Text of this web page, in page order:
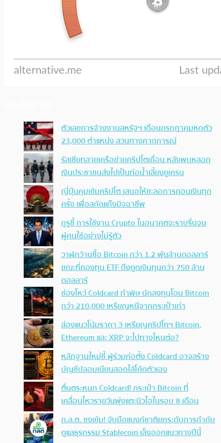
ตัวเลขการจ้างงานสหรัฐฯ เดือนกรกฎาคมหดตัว
23,000 ตำแหน่ง สวนทางคาดการณ์
รัสเซียทลายเครือข่ายคริปโตเถื่อน หลังพบหลอก
เงินประชาชนส่งไปเป็นท่อน้ำเลี้ยงยูเครน
ญี่ปุ่นคุมเข้มคริปโต เสนอให้ชะลอการถอนเงินทุก
ครั้ง เพื่อสกัดแก๊งมิจฉาชีพ
กูรูชี้ การใช้งาน Crypto ในอนาคตจะราบรื่นจน
ผู้คนใช้อย่างไม่รู้ตัว
วาฬกว้านซื้อ Bitcoin กว่า 1.2 พันล้านดอลลาร์
ขณะที่กองทุน ETF ดึงดูดเงินทุนกว่า 750 ล้าน
ดอลลาร์
ช่องโหว่ Coldcard ทำพิษ นักลงทุนโอน Bitcoin
กว่า 210,000 เหรียญหนีจากกระเป๋าเก่า
ส่องแนวโน้มราคา 3 เหรียญคริปโทฯ Bitcoin,
Ethereum และ XRP จะไปทางไหนต่อ?
หลักฐานใหม่ชี้ ผู้ร่วมก่อตั้ง Coldcard อาจสร้าง
บัญชีปลอมเนียนสอดไส้โค้ดตัวเอง
ตื่นตระหนก Coldcard! กระเป๋า Bitcoin ที่
เคลื่อนไหวรายวันพุ่งแตะนิวไฮในรอบ 8 เดือน
ก.ล.ต. ชงเข้ม! จับมือแบงก์ชาติยกระดับการกำกับ
ดูแลธุรกรรม Stablecoin เล็งออกแนวทางปีนี้